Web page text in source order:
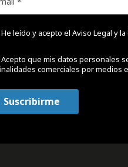
He leído y acepto el Aviso Legal y
Acepto que mis datos personales
comerciales por medios